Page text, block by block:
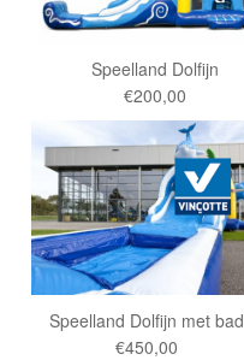
Speelland Dolfijn
€200,00
Speelland Dolfijn met bad
€450,00